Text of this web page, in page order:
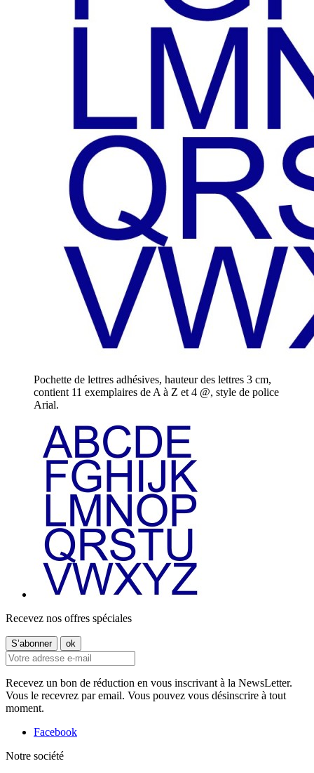
Pochette de lettres adhésives, hauteur des lettres 3 cm,
contient 11 exemplaires de A à Z et 4 @, style de police
Arial.
Recevez nos offres spéciales
Recevez un bon de réduction en vous inscrivant à la NewsLetter.
Vous le recevrez par email. Vous pouvez vous désinscrire à tout
moment.
Facebook
Notre société